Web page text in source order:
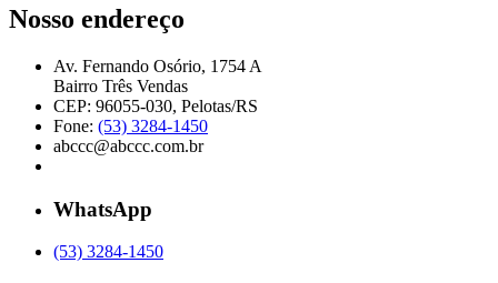
Nosso endereço
Av. Fernando Osório, 1754 A
Bairro Três Vendas
CEP: 96055-030, Pelotas/RS
Fone: (53) 3284-1450
abccc@abccc.com.br
WhatsApp
(53) 3284-1450